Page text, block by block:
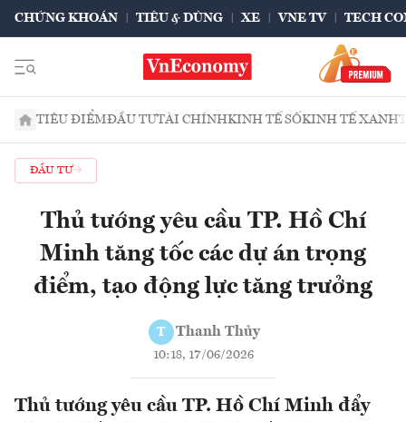
CHỨNG KHOÁN TIÊU & DÙNG XE VNE TV TECH
TIÊU ĐIỂMĐẦU TƯTÀI CHÍNHKINH TẾ SỐKINH TẾ XANH
ĐẦU TƯ
Thủ tướng yêu cầu TP. Hồ Chí
Minh tăng tốc các dự án trọng
điểm, tạo động lực tăng trưởng
T Thanh Thủy
10:18, 17/06/2026
Thủ tướng yêu cầu TP. Hồ Chí Minh đẩy